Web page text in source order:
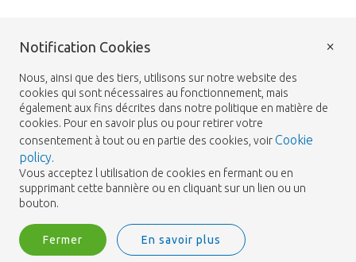
Notification Cookies
Nous, ainsi que des tiers, utilisons sur notre website des
cookies qui sont nécessaires au fonctionnement, mais
également aux fins décrites dans notre politique en matière de
cookies. Pour en savoir plus ou pour retirer votre
consentement à tout ou en partie des cookies, voirCookie
policy.
Vous acceptez l utilisation de cookies en fermant ou en
supprimant cette bannière ou en cliquant sur un lien ou un
bouton.
Fermer En savoir plus
×